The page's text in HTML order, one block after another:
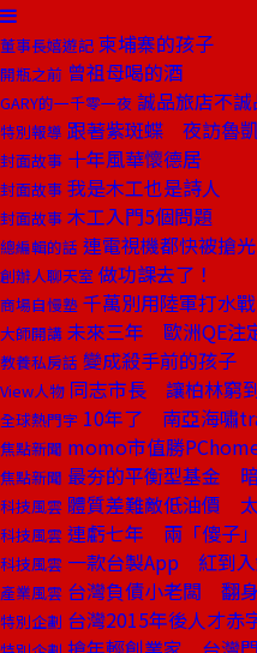
董事長嬉遊記 柬埔寨的孩子
開瓶之前 曾祖母喝的酒
GARY的一千零一夜 誠品旅店不誠
特別報導 跟著紫斑蝶 夜訪魯
封面故事 十年風華懷德居
封面故事 我是木工也是詩人
封面故事 木工入門5個問題
總編輯的話 連電視機都快被搶光
創辦人聊天室 做功課去了！
商場自慢塾 千萬別用陸軍打水戰
大師開講 未來三年 歐洲QE注
教養私房話 變成殺手前的孩子
View人物 同志市長 讓柏林窮
全球熱門字 10年了 南亞海嘯
焦點新聞 momo市值勝
焦點新聞 最夯的平衡型基金
科技風雲 體質差難敵低油價
科技風雲 連虧七年 兩「傻子
科技風雲 一款台製App 紅到
產業風雲 台灣負債小老闆 翻
特別企劃 台灣2015年後人才